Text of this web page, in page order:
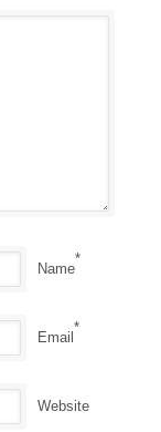
Name
*
Email
*
Website